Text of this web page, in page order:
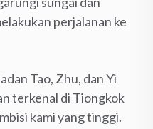
perjalanan ke
Tao, Zhu, dan Yi
terkenal di Tiongkok
kami yang tinggi.